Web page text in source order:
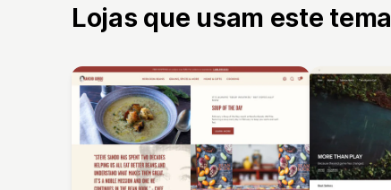
Lojas que usam este tema